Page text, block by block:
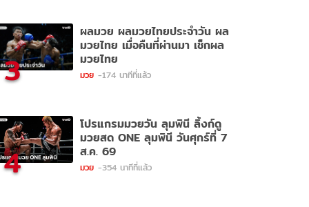
3
ผลมวย ผลมวยไทยประจำวัน ผล
มวยไทย เมื่อคืนที่ผ่านมา เช็กผล
มวยไทย
มวย -174 นาทีที่แล้ว
4
โปรแกรมมวยวัน ลุมพินี ลิ้งก์ดู
มวยสด ONE ลุมพินี วันศุกร์ที่ 7
ส.ค. 69
มวย -354 นาทีที่แล้ว